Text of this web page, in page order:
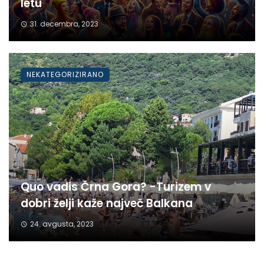
letu
31. decembra, 2023
Quo vadis Črna Gora? -Turizem v
dobri želji kaže največ Balkana
24. avgusta, 2023
NEKATEGORIZIRANO